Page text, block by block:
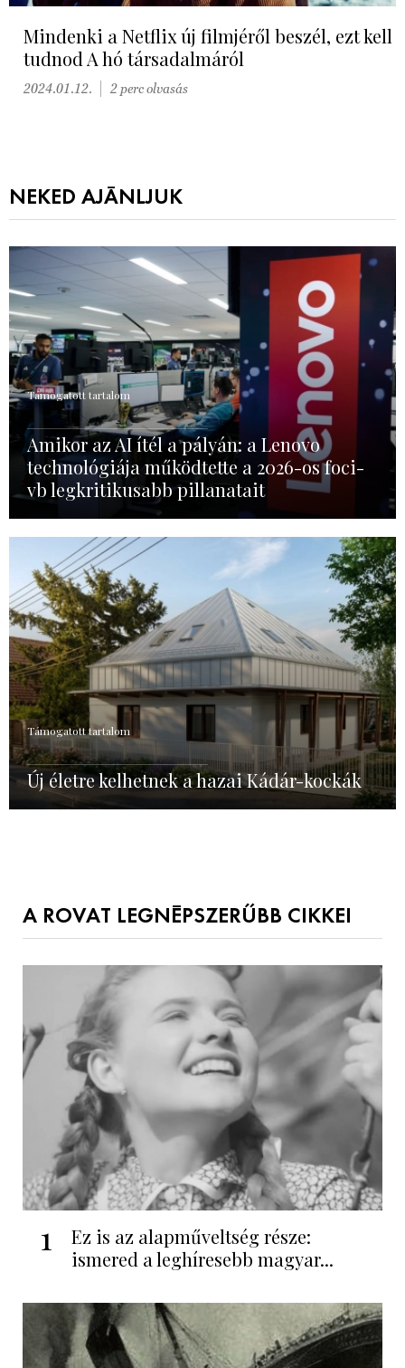
Mindenki a Netflix új filmjéről beszél, ezt kell
tudnod A hó társadalmáról
2024.01.12. 2 perc olvasás
NEKED AJÁNLJUK
Támogatott tartalom
Amikor az AI ítél a pályán: a Lenovo
technológiája működtette a 2026-os foci-
vb legkritikusabb pillanatait
Támogatott tartalom
Új életre kelhetnek a hazai Kádár-kockák
A ROVAT LEGNÉPSZERŰBB CIKKEI
1
Ez is az alapműveltség része:
ismered a leghíresebb magyar...